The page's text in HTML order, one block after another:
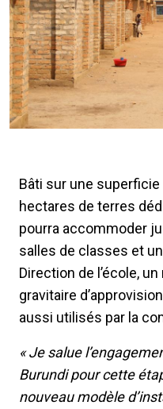
Bâti sur une
hectares de terres
pourra accommoder
salles de classes et
Direction de l’école,
gravitaire
aussi utilisés par la
« Je salue
Burundi pour cette
nouveau modèle